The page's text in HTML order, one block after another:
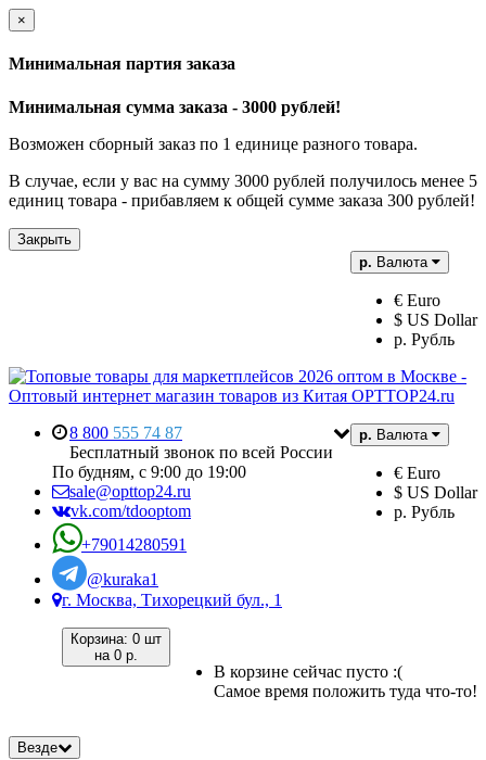
×
Минимальная партия заказа
Минимальная сумма заказа - 3000 рублей!
Возможен сборный заказ по 1 единице разного товара.
В случае, если у вас на сумму 3000 рублей получилось менее 5
единиц товара - прибавляем к общей сумме заказа 300 рублей!
Закрыть
р. Валюта
€ Euro
$ US Dollar
р. Рубль
р. Валюта
€ Euro
$ US Dollar
р. Рубль
8 800 555 74 87
Бесплатный звонок по всей России
По будням, с 9:00 до 19:00
sale@opttop24.ru
vk.com/tdooptom
+79014280591
@kuraka1
г. Москва, Тихорецкий бул., 1
Корзина: 0 шт
на 0 р.
В корзине сейчас пусто :(
Самое время положить туда что-то!
Везде